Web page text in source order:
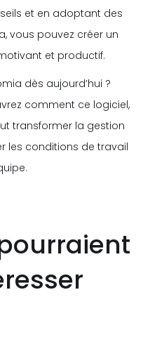
et en adoptant des
vous pouvez créer un
et productif.
dès aujourd’hui ?
comment ce logiciel,
transformer la gestion
les conditions de travail